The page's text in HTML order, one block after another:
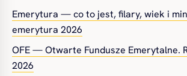
Emerytura — co to jest, filary, wiek i
emerytura 2026
OFE — Otwarte Fundusze Emerytalne.
2026